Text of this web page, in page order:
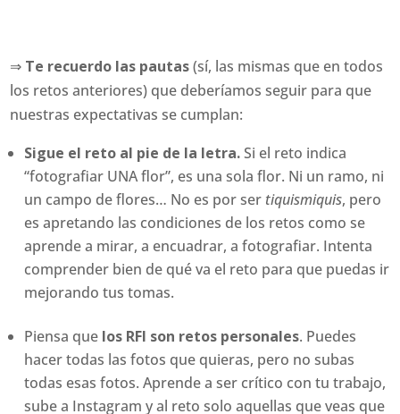
⇒ Te recuerdo las pautas(sí, las mismas que en todos
los retos anteriores) que deberíamos seguir para que
nuestras expectativas se cumplan:
Sigue el reto al pie de la letra.Si el reto indica
“fotografiar UNA flor”, es una sola flor. Ni un ramo, ni
un campo de flores… No es por ser tiquismiquis, pero
es apretando las condiciones de los retos como se
aprende a mirar, a encuadrar, a fotografiar. Intenta
comprender bien de qué va el reto para que puedas ir
mejorando tus tomas.
Piensa que los RFI son retos personales. Puedes
hacer todas las fotos que quieras, pero no subas
todas esas fotos. Aprende a ser crítico con tu trabajo,
sube a Instagram y al reto solo aquellas que veas que